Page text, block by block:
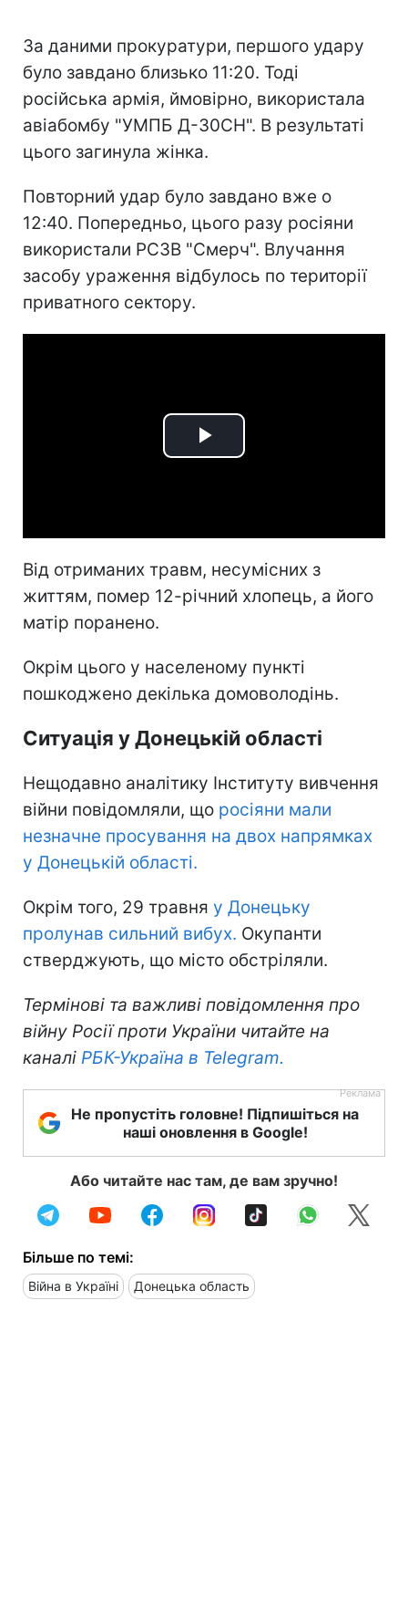
За даними прокуратури, першого удару
було завдано близько 11:20. Тоді
російська армія, ймовірно, використала
авіабомбу "УМПБ Д-30СН". В результаті
цього загинула жінка.
Повторний удар було завдано вже о
12:40. Попередньо, цього разу росіяни
використали РСЗВ "Смерч". Влучання
засобу ураження відбулось по території
приватного сектору.
Play
Від отриманих травм, несумісних з
життям, помер 12-річний хлопець, а його
матір поранено.
Окрім цього у населеному пункті
пошкоджено декілька домоволодінь.
Ситуація у Донецькій області
Нещодавно аналітику Інституту вивчення
війни повідомляли, що росіяни мали
незначне просування на двох напрямках
у Донецькій області.
Окрім того, 29 травня у Донецьку
пролунав сильний вибух. Окупанти
стверджують, що місто обстріляли.
Термінові та важливі повідомлення про
війну Росії проти України читайте на
каналі РБК-Україна в Telegram.
Не пропустіть головне! Підпишіться на
наші оновлення в Google!
Або читайте нас там, де вам зручно!
Більше по темі:
Війна в Україні Донецька область